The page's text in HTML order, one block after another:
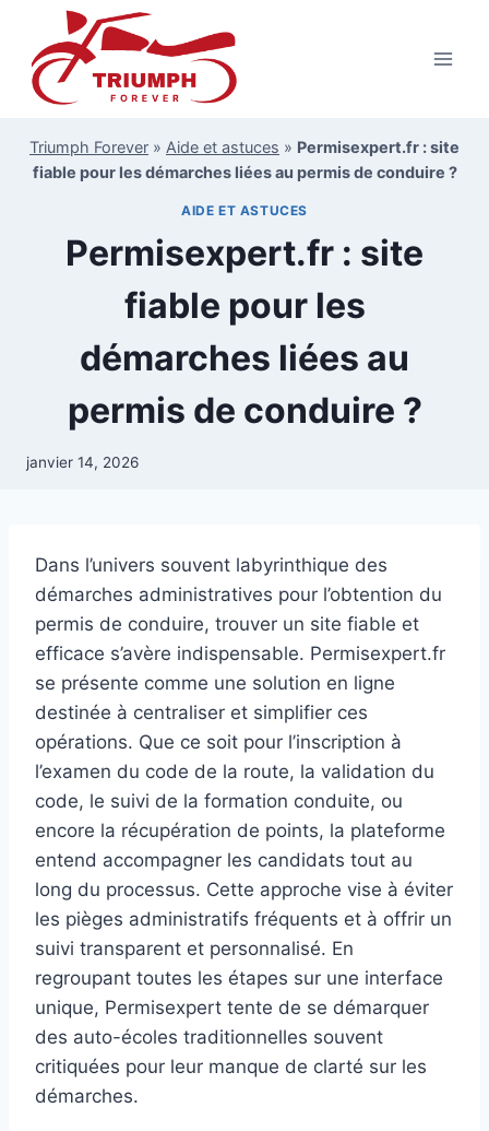
contenu
Triumph Forever » Aide et astuces » Permisexpert.fr : site
fiable pour les démarches liées au permis de conduire ?
AIDE ET ASTUCES
Permisexpert.fr : site
fiable pour les
démarches liées au
permis de conduire ?
janvier 14, 2026
Dans l’univers souvent labyrinthique des
démarches administratives pour l’obtention du
permis de conduire, trouver un site fiable et
efficace s’avère indispensable. Permisexpert.fr
se présente comme une solution en ligne
destinée à centraliser et simplifier ces
opérations. Que ce soit pour l’inscription à
l’examen du code de la route, la validation du
code, le suivi de la formation conduite, ou
encore la récupération de points, la plateforme
entend accompagner les candidats tout au
long du processus. Cette approche vise à éviter
les pièges administratifs fréquents et à offrir un
suivi transparent et personnalisé. En
regroupant toutes les étapes sur une interface
unique, Permisexpert tente de se démarquer
des auto-écoles traditionnelles souvent
critiquées pour leur manque de clarté sur les
démarches.